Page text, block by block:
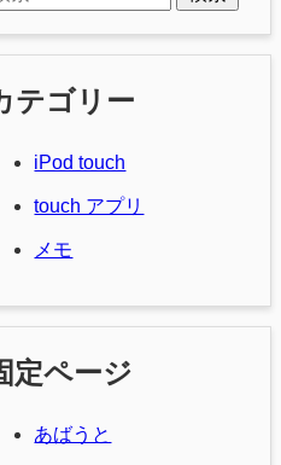
テゴリー
iPod touch
touch アプリ
メモ
定ページ
あばうと